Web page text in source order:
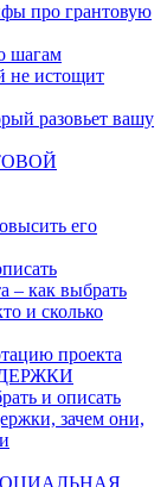
про грантовую
шагам
не истощит
разовьет вашу
его
– как выбрать
и сколько
проекта
и описать
зачем они,